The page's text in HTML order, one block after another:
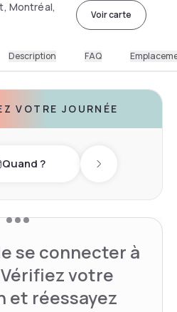
Montréal,
Voir carte
Description FAQ
VOTRE JOURNÉE
Quand ? Next day
se connecter à
votre
et réessayez